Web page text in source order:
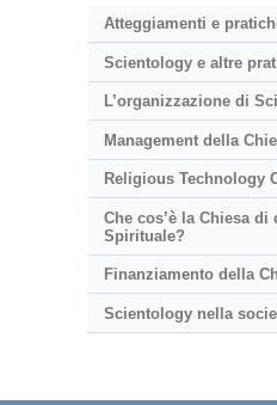
Atteggiamenti e
Scientology e altre
L’organizzazione di
Management della
Religious Technology
Che cos’è la Chiesa
Spirituale?
Finanziamento della
Scientology nella